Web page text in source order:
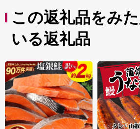
この返礼品をみ
いる返礼品